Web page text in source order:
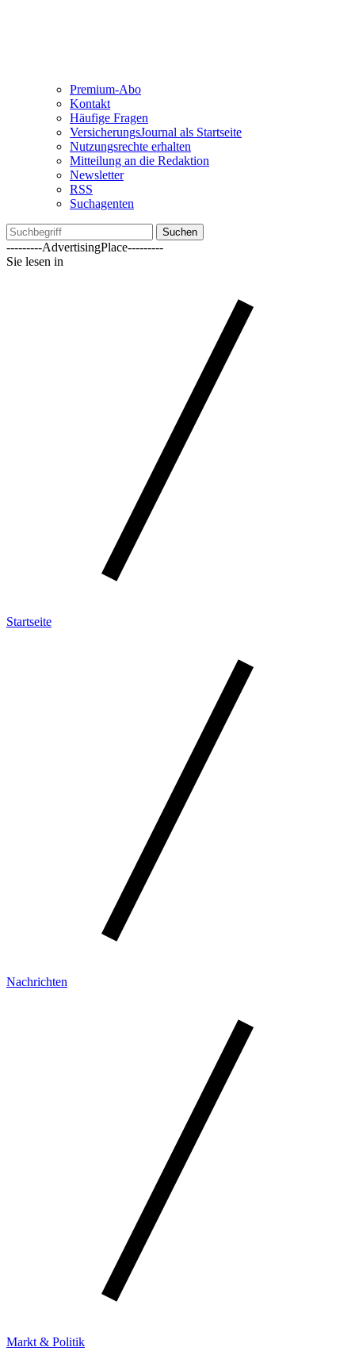
Premium-Abo
Kontakt
Häufige Fragen
VersicherungsJournal als Startseite
Nutzungsrechte erhalten
Mitteilung an die Redaktion
Newsletter
RSS
Suchagenten
Suchen
---------AdvertisingPlace---------
Sie lesen in
Startseite
Nachrichten
Markt & Politik